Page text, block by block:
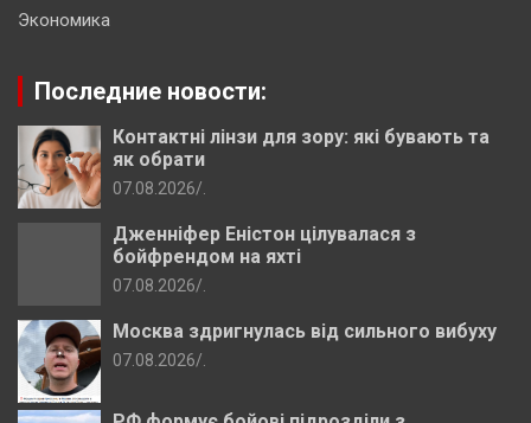
Экономика
Последние новости:
Контактні лінзи для зору: які бувають та
як обрати
07.08.2026
Дженніфер Еністон цілувалася з
бойфрендом на яхті
07.08.2026
Москва здригнулась від сильного вибуху
07.08.2026